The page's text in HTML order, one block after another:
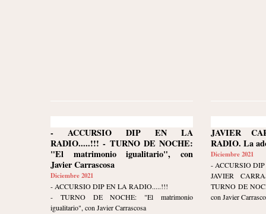
- ACCURSIO DIP EN LA
RADIO.....!!! - TURNO DE NOCHE:
"El matrimonio igualitario", con
Javier Carrascosa
Diciembre 2021
- ACCURSIO DIP EN LA RADIO.....!!!
- TURNO DE NOCHE: "El matrimonio
igualitario", con Javier Carrascosa
JAVIER
RADIO. La
Diciembre 2021
- ACCURSIO
JAVIER
TURNO DE
con Javier